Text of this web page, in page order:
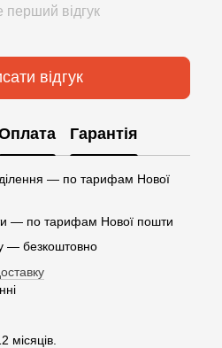
перший відгук
відгук
Гарантія
— по тарифам Нової
— по тарифам Нової пошти
— безкоштовно
місяців.